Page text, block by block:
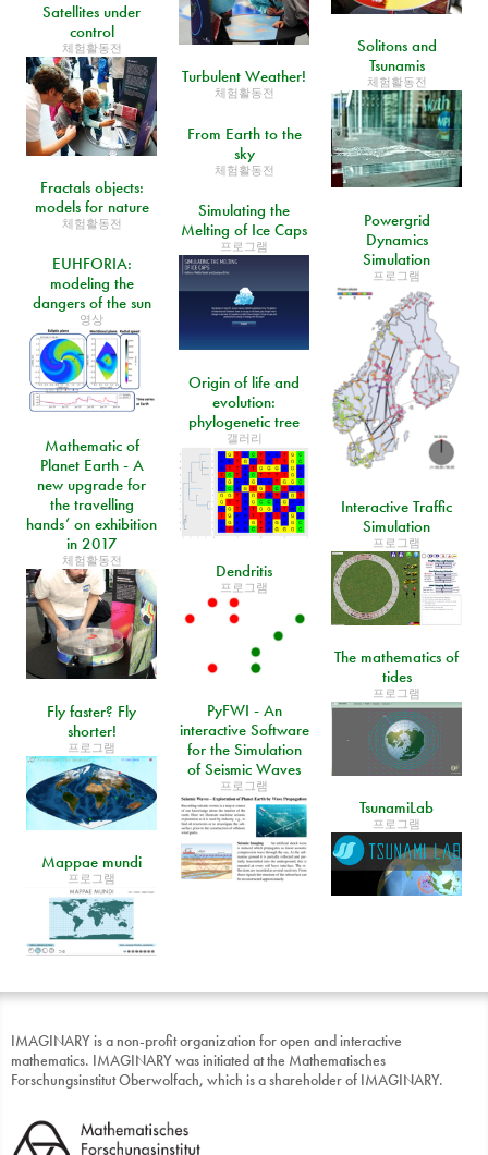
Satellites under
control
체험활동전
Solitons and
Tsunamis
체험활동전
Turbulent Weather!
체험활동전
From Earth to the
sky
체험활동전
Fractals objects:
models for nature
체험활동전
Simulating the
Melting of Ice Caps
프로그램
Powergrid
Dynamics
Simulation
프로그램
EUHFORIA:
modeling the
dangers of the sun
영상
Origin of life and
evolution:
phylogenetic tree
갤러리
Mathematic of
Planet Earth - A
new upgrade for
the travelling
hands’ on exhibition
in 2017
체험활동전
Interactive Traffic
Simulation
프로그램
Dendritis
프로그램
The mathematics of
tides
프로그램
PyFWI - An
interactive Software
for the Simulation
of Seismic Waves
프로그램
Fly faster? Fly
shorter!
프로그램
TsunamiLab
프로그램
Mappae mundi
프로그램
IMAGINARY is a non-profit organization for open and interactive
mathematics. IMAGINARY was initiated at the Mathematisches
Forschungsinstitut Oberwolfach, which is a shareholder of IMAGINARY.